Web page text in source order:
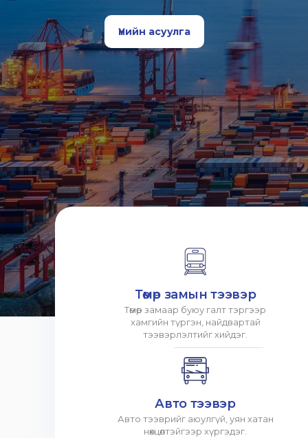
Үнийн асуулга
Төмөр замын тээвэр
Төмөр замаар буюу галт тэргээр
хамгийн түргэн, найдвартай
тээвэрлэлтийг хийдэг.
Авто тээвэр
Авто тээврийг аюулгүй, уян хатан
нөхцөлтэйгээр хүргэдэг.